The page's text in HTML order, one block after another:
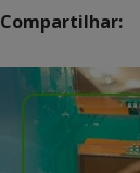
Compartilhar: